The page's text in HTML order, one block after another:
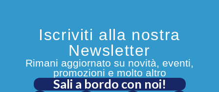
Iscriviti alla nostra
Newsletter
Rimani aggiornato su novità, eventi,
promozioni e molto altro
Sali a bordo con noi!